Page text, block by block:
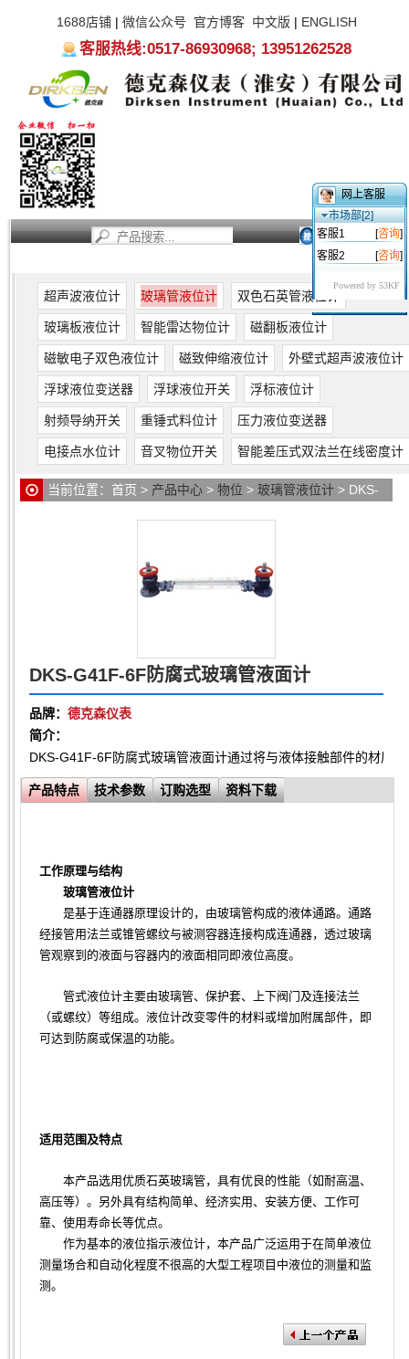
1688店铺| 微信公众号 官方博客 中文版 | ENGLISH
客服热线:0517-86930968; 13951262528
超声波液位计 玻璃管液位计 双色石英管液位计
玻璃板液位计 智能雷达物位计 磁翻板液位计
磁敏电子双色液位计 磁致伸缩液位计 外壁式超声波液位计
浮球液位变送器 浮球液位开关 浮标液位计
射频导纳开关 重锤式料位计 压力液位变送器
电接点水位计 音叉物位开关 智能差压式双法兰在线密度计
当前位置： 首页 > 产品中心 > 物位 > 玻璃管液位计 > DKS-
DKS-G41F-6F防腐式玻璃管液面计
品牌： 德克森仪表
简介：
DKS-G41F-6F防腐式玻璃管液面计通过将与液体接触部件的材质
产品特点 技术参数 订购选型 资料下载
工作原理与结构
玻璃管液位计
是基于连通器原理设计的，由玻璃管构成的液体通路。通路
经接管用法兰或锥管螺纹与被测容器连接构成连通器，透过玻璃
管观察到的液面与容器内的液面相同即液位高度。
管式液位计主要由玻璃管、保护套、上下阀门及连接法兰
（或螺纹）等组成。液位计改变零件的材料或增加附属部件，即
可达到防腐或保温的功能。
适用范围及特点
本产品选用优质石英玻璃管，具有优良的性能（如耐高温、
高压等）。另外具有结构简单、经济实用、安装方便、工作可
靠、使用寿命长等优点。
作为基本的液位指示液位计，本产品广泛运用于在简单液位
测量场合和自动化程度不很高的大型工程项目中液位的测量和监
测。
网上客服
市场部[2]
客服1
[咨询]
客服2
[咨询]
Powered by 53KF